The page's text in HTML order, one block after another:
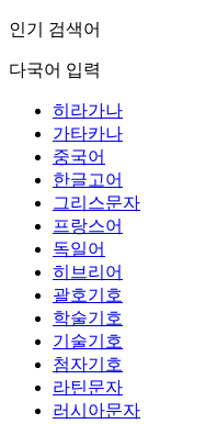
인기 검색어
다국어 입력
히라가나
가타카나
중국어
한글고어
그리스문자
프랑스어
독일어
히브리어
괄호기호
학술기호
기술기호
첨자기호
라틴문자
러시아문자